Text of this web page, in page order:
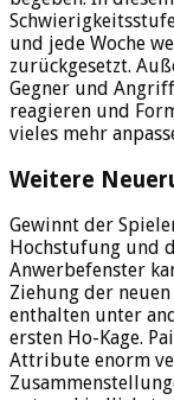
und jede Woche
zurückgesetzt.
Gegner und
reagieren und
vieles mehr
Weitere
Gewinnt der
Hochstufung und
Anwerbefenster
Ziehung der
enthalten unter
ersten Ho-Kage.
Attribute enorm